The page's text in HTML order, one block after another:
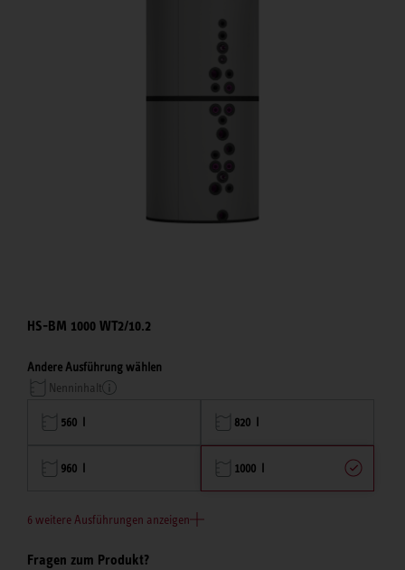
HS-BM 1000 WT2/10.2
Andere Ausführung wählen
Nenninhalt
560 l 820 l
960 l 1000 l
6 weitere Ausführungen anzeigen
Fragen zum Produkt?